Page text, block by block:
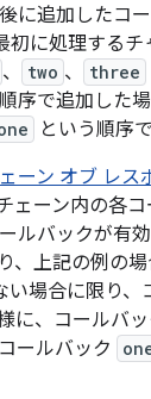
に追加したコ
初に処理する
、 two 、 three
序で追加した場
という順序
ーン オブ レス
ェーン内の各
ルバックが有
、上記の例の
い場合に限り、
に、コールバッ
ールバック